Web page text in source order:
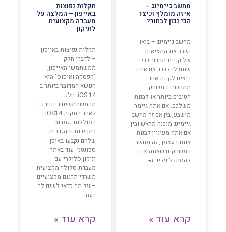
מחשב גיימינג –
איזה מומלץ וכיצד
הכי נכון לבחור?
מחשב גיימינג – בואו
נשבר את המציאות
של קניית מחשב כדי
שתוכלו לברר אם אתם
רוצים לקנות אחד
ממחשבי המשחק
הטובים ביותר או לבנות
משלכם. אם אתה גיימר
מושבע, בין אם זה מחשב
גיימינג מוכנה מראש ובין
אם אתה מעוניין לבנות
אותו בעצמך, זה מחשב
המשחקים שאתה צריך
להסתכל עליו. ה-
קרא עוד »
תקלות נפוצות
באייפון – המלצה על
מעבדה מקצועית
לתיקון
תקלות נפוצות באייפון
– לדברי חלק
ממשתמשי האייפון,
"הפסקה ואיפוס" היא
הנושא המדובר ביותר ב-
iOS 14. חלק
מהמשתמשים דיווחו כי
לאחר התקנת iOS14
הסוללות נגמרות
במהירות וההגדרות
שלהם נקבעו באופן
ספונטני. עוד באתר:
תיקון סלולרי עם
מעבדת סלולר מקצועית
משרדי תרגום מקצועיים
– על מה כדאי לשים לב
בעת
קרא עוד »